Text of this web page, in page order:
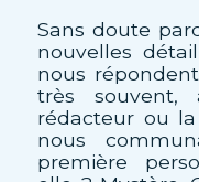
Sans doute
nouvelles
nous
très
rédacteur ou
nous
première